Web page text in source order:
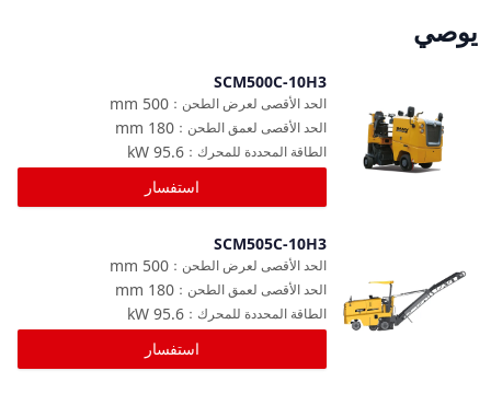
يوصي
SCM500C-10H3
500
mm الحد الأقصى لعرض الطحن ：
180
mm الحد الأقصى لعمق الطحن ：
95.6
kW الطاقة المحددة للمحرك ：
استفسار
SCM505C-10H3
500
mm الحد الأقصى لعرض الطحن ：
180
mm الحد الأقصى لعمق الطحن ：
95.6
kW الطاقة المحددة للمحرك ：
استفسار